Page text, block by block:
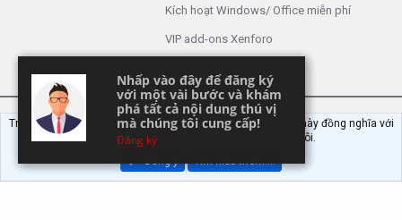
Nhấp vào đây để đăng ký
với một vài bước và khám
phá tất cả nội dung thú vị
mà chúng tôi cung cấp!
Forum VNT
Kích hoạt Windows/ Office miễn phí
VIP add-ons Xenforo
Community platform by XenForo® © 2010-2022 XenForo Ltd.
Trang web này sử dụng cookie. Tiếp tục sử dụng trang web này đồng nghĩa với
việc bạn đồng ý sử dụng cookie của chúng tôi.
Đồng ý
Tìm hiểu thêm.…
Nhấp vào đây để đăng ký
với một vài bước và khám
phá tất cả nội dung thú vị
mà chúng tôi cung cấp!
Đăng ký